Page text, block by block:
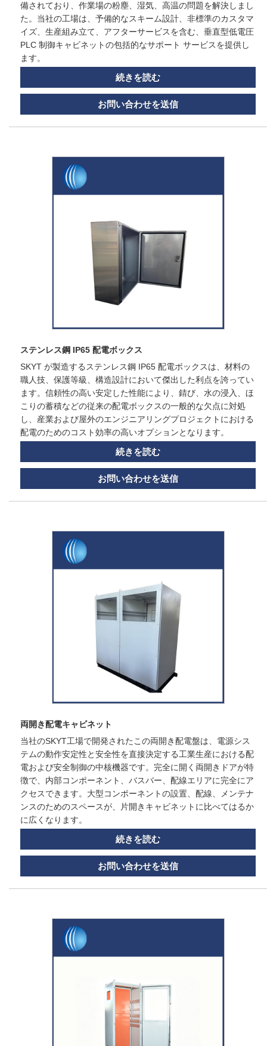
備されており、作業場の粉塵、湿気、高温の問題を解決しまし
た。当社の工場は、予備的なスキーム設計、非標準のカスタマ
イズ、生産組み立て、アフターサービスを含む、垂直型低電圧
PLC 制御キャビネットの包括的なサポート サービスを提供し
ます。
続きを読む
お問い合わせを送信
ステンレス鋼 IP65 配電ボックス
SKYT が製造するステンレス鋼 IP65 配電ボックスは、材料の
職人技、保護等級、構造設計において傑出した利点を誇ってい
ます。信頼性の高い安定した性能により、錆び、水の浸入、ほ
こりの蓄積などの従来の配電ボックスの一般的な欠点に対処
し、産業および屋外のエンジニアリングプロジェクトにおける
配電のためのコスト効率の高いオプションとなります。
続きを読む
お問い合わせを送信
両開き配電キャビネット
当社のSKYT工場で開発されたこの両開き配電盤は、電源シス
テムの動作安定性と安全性を直接決定する工業生産における配
電および安全制御の中核機器です。完全に開く両開きドアが特
徴で、内部コンポーネント、バスバー、配線エリアに完全にア
クセスできます。大型コンポーネントの設置、配線、メンテナ
ンスのためのスペースが、片開きキャビネットに比べてはるか
に広くなります。
続きを読む
お問い合わせを送信